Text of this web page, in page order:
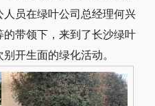
员在绿叶公司总经理何兴
带领下，来到了长沙绿叶
开生面的绿化活动。